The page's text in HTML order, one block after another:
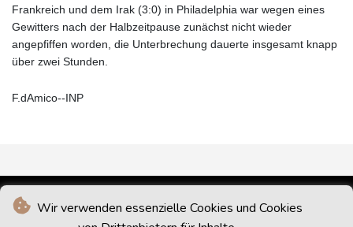
Wir verwenden essenzielle Cookies und Cookies
Frankreich und dem Irak (3:0) in Philadelphia war wegen eines
Gewitters nach der Halbzeitpause zunächst nicht wieder
angepfiffen worden, die Unterbrechung dauerte insgesamt knapp
über zwei Stunden.
F.dAmico--INP